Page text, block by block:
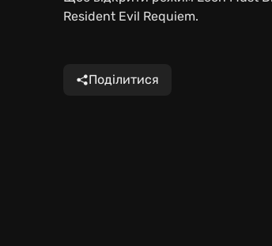
Resident Evil Requiem.
Поділитися